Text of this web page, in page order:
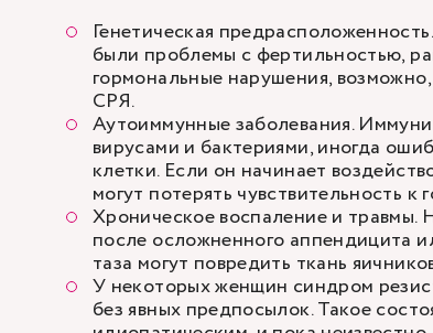
Генетическая
были проблемы с фертильностью,
гормональные нарушения,
СРЯ.
Аутоиммунные заболевания.
вирусами и бактериями, иногда
клетки. Если он начинает
могут потерять чувствительность к
Хроническое воспаление и травмы.
после осложненного аппендицита
таза могут повредить ткань
У некоторых женщин синдром
без явных предпосылок. Такое